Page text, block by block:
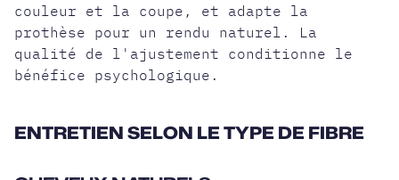
couleur et la coupe, et adapte la
prothèse pour un rendu naturel. La
qualité de l'ajustement conditionne le
bénéfice psychologique.
ENTRETIEN SELON LE TYPE DE FIBRE